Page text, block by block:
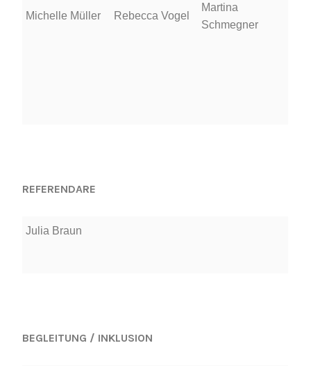
Michelle Müller Rebecca Vogel
Martina
Schmegner
REFERENDARE
Julia Braun
BEGLEITUNG / INKLUSION